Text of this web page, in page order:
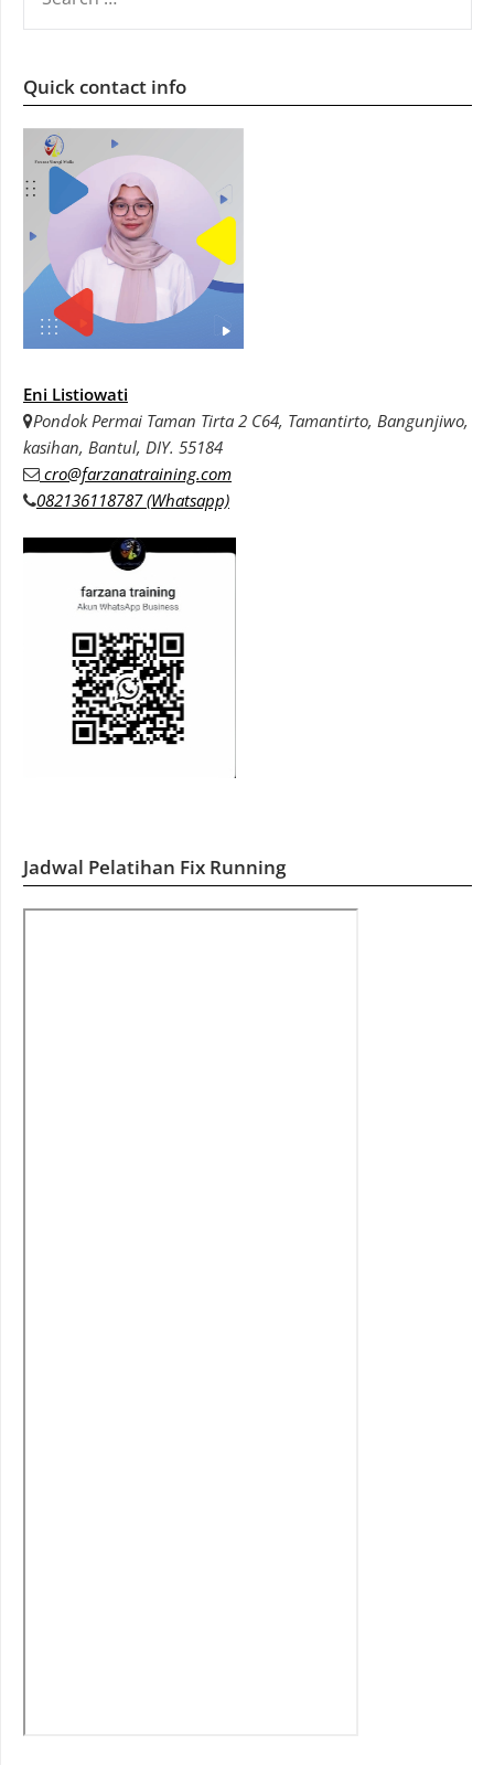
FOR:
Quick contact info
Eni Listiowati
Pondok Permai Taman Tirta 2 C64, Tamantirto, Bangunjiwo,
kasihan, Bantul, DIY. 55184
cro@farzanatraining.com
082136118787 (Whatsapp)
Jadwal Pelatihan Fix Running